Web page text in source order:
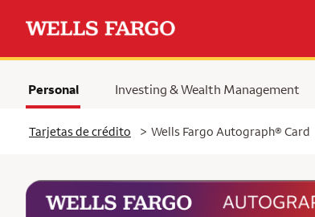
Personal Investing & Wealth Management
Tarjetas de crédito > Wells Fargo Autograph® Card